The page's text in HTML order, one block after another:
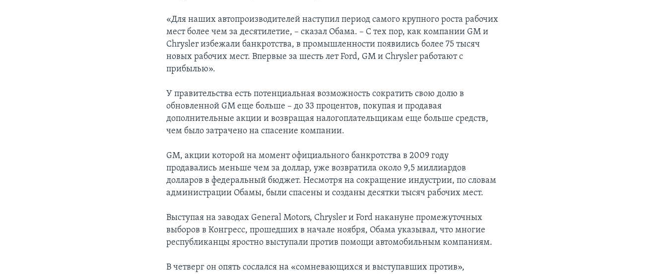
«Для наших автопроизводителей наступил период самого крупного роста рабочих
мест более чем за десятилетие, – сказал Обама. – С тех пор, как компании GM и
Chrysler избежали банкротства, в промышленности появились более 75 тысяч
новых рабочих мест. Впервые за шесть лет Ford, GM и Chrysler работают с
прибылью».
У правительства есть потенциальная возможность сократить свою долю в
обновленной GM еще больше – до 33 процентов, покупая и продавая
дополнительные акции и возвращая налогоплательщикам еще больше средств,
чем было затрачено на спасение компании.
GM, акции которой на момент официального банкротства в 2009 году
продавались меньше чем за доллар, уже возвратила около 9,5 миллиардов
долларов в федеральный бюджет. Несмотря на сокращение индустрии, по словам
администрации Обамы, были спасены и созданы десятки тысяч рабочих мест.
Выступая на заводах General Motors, Chrysler и Ford накануне промежуточных
выборов в Конгресс, прошедших в начале ноября, Обама указывал, что многие
республиканцы яростно выступали против помощи автомобильным компаниям.
В четверг он опять сослался на «сомневающихся и выступавших против»,